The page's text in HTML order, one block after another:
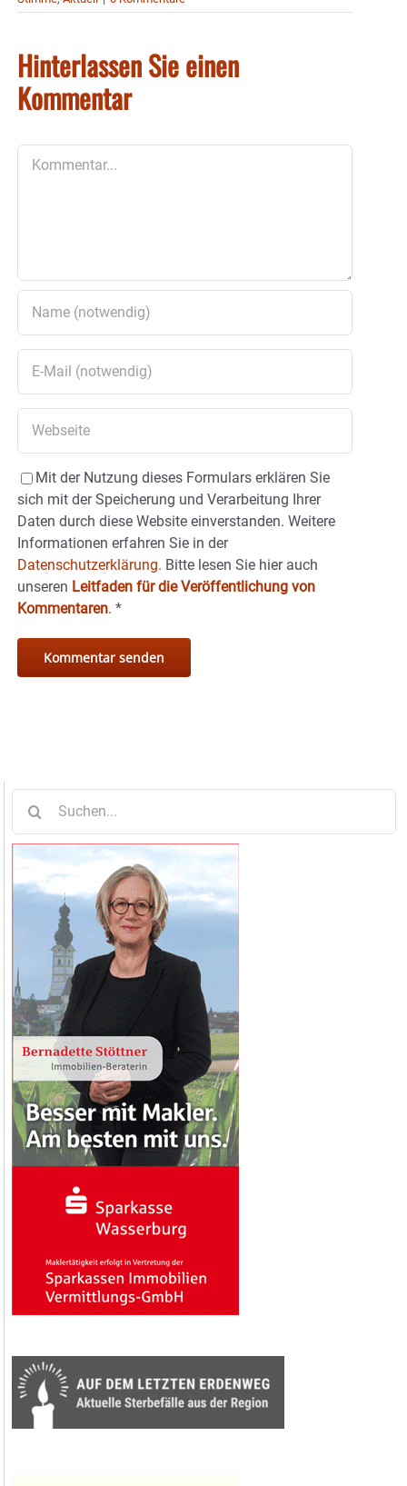
Hinterlassen Sie einen
Kommentar
Mit der Nutzung dieses Formulars erklären Sie
sich mit der Speicherung und Verarbeitung Ihrer
Daten durch diese Website einverstanden. Weitere
Informationen erfahren Sie in der
Datenschutzerklärung. Bitte lesen Sie hier auch
unseren Leitfaden für die Veröffentlichung von
Kommentaren. *
nach: